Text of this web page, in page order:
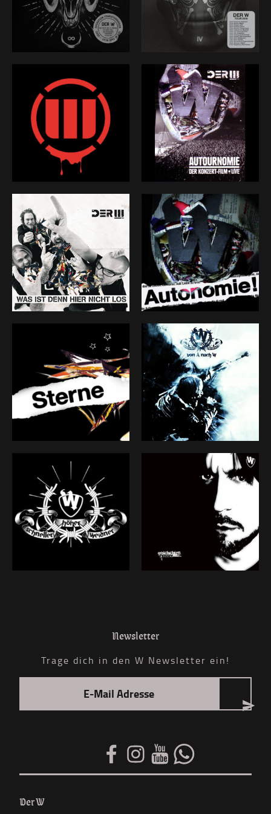
und lassen DER W fliegen. Fünf Alben stehen für uns
schon in den Büchern, allesamt hoch gechartet, vor
allem aber mit immer unterschiedlicher Magie – mal
eingespielt. Annähernd 200 Konzerte zwischen Club
und Wacken-Hauptbühne schweißten uns und eine
erlesene Schar an Fans zusammen. Und zeigen uns in
jedem Augenblick, dass es ernst und gut ist. Es fühlt
sich in jedem Moment besonders an, DER W zu sein.
Und das ganz besondere Gefühl ist für uns
Anerkennung und ewige Verpflichtung.
Umso besser, dass mein Leben, das in den hellsten
und den dunkelsten Momenten zu Musik wird, gut
und gerne auf mehreren Bühnen stattfinden kann.
Heute ist vieles ganz anders, als es 2008 war. Besser,
natürlich. Der Enthusiasmus für DER W, dessen
Stellenwert in meinem musikalischem Leben, hat sich
bei mir nie geändert. Näher als bei DER W lasse ich
niemanden an mich ran. Es ist meine Geschichte,
erzählt mit meiner Stimme. Mit DER W erlebe ich mit
und dank meinen Mitstreitern eine intensive Reise,
mit reichlich Beute fürs eigene Ideenreservat. Und so
ist das Ziel schon längst erreicht. Das Ende des W-ges
ist aber noch lange nicht in Sicht.
Newsletter
Trage dich in den W Newsletter ein!
Der W